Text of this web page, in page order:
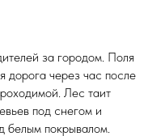
за городом. Поля
дорога через час после
Лес таит
под снегом и
белым покрывалом.